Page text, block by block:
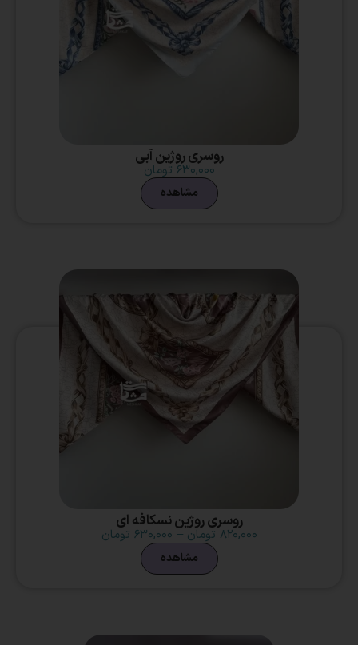
روسری روژین آبی
۶۳۰,۰۰۰ تومان
مشاهده
روسری روژین نسکافه ای
۸۲۰,۰۰۰ تومان – ۶۳۰,۰۰۰ تومان
مشاهده